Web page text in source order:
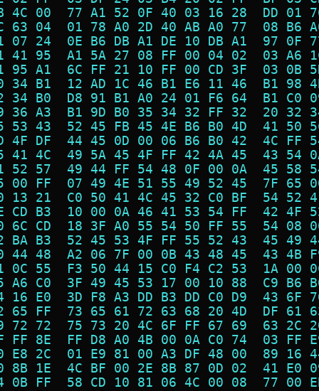
4C 00  77 A1 52 0F 40 03 16 28  DD
63 04  01 78 A0 2D 40 AB A0 77  08
07 24  0E B6 DB A1 DE 10 DB A1  97
41 95  A1 5A 27 08 FF 00 04 02  03
95 A1  6C FF 21 10 FF 00 CD 3F  03
34 B1  12 AD 1C 46 B1 E6 11 46  B1
34 B0  D8 91 B1 A0 24 01 F6 64  B1
36 A3  B1 9D B0 35 34 32 FF 32  20
53 43  52 45 FB 45 4E B6 B0 4D  41
4F DF  44 45 0D 00 06 B6 B0 42  4C
41 4C  49 5A 45 4F FF 42 4A 45  43
52 57  49 44 FF 54 48 0F 00 0A  45
00 FF  07 49 4E 51 55 49 52 45  7F
13 21  C0 50 41 4C 45 32 C0 BF  54
CD B3  10 00 0A 46 41 53 54 FF  42
6C CD  18 3F A0 55 54 50 FF 55  54
BA B3  52 45 53 4F FF 55 52 43  45
44 48  A2 06 7F 00 0B 43 48 45  43
0C 55  F3 50 44 15 C0 F4 C2 53  1A
A6 C0  3F 49 45 53 17 00 10 88  C9
16 E0  3D F8 A3 DD B3 DD C0 D9  43
65 FF  73 65 61 72 63 68 20 4D  DF
72 72  75 73 20 4C 6F FF 67 69  63
FF 8E  FF D8 A0 4B 00 0A C0 74  03
E8 2C  01 E9 81 00 A3 DF 48 00  89
8B 1E  4C BF 00 2E 8B 87 0D 02  41
0B FF  58 CD 10 81 06 4C 00 08  77